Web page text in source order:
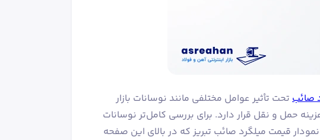
صائب تحت تأثیر عوامل مختلفی مانند نوسانات بازار
حمل و نقل قرار دارد. برای بررسی کامل‌تر نوسانات
می‌توانید به نمودار قیمت میلگرد صائب تبریز که در بالای این صفحه